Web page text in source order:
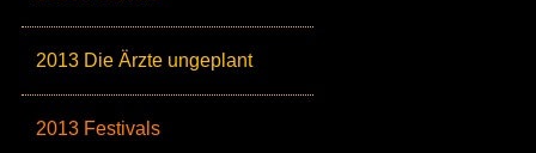
2013 Die Ärzte ungeplant
2013 Festivals